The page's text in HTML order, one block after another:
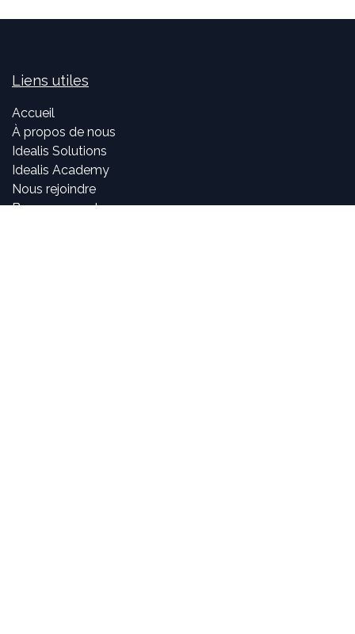
Liens utiles
Accueil
À propos de nous
Idealis Solutions
Idealis Academy
Nous rejoindre
Become a partner